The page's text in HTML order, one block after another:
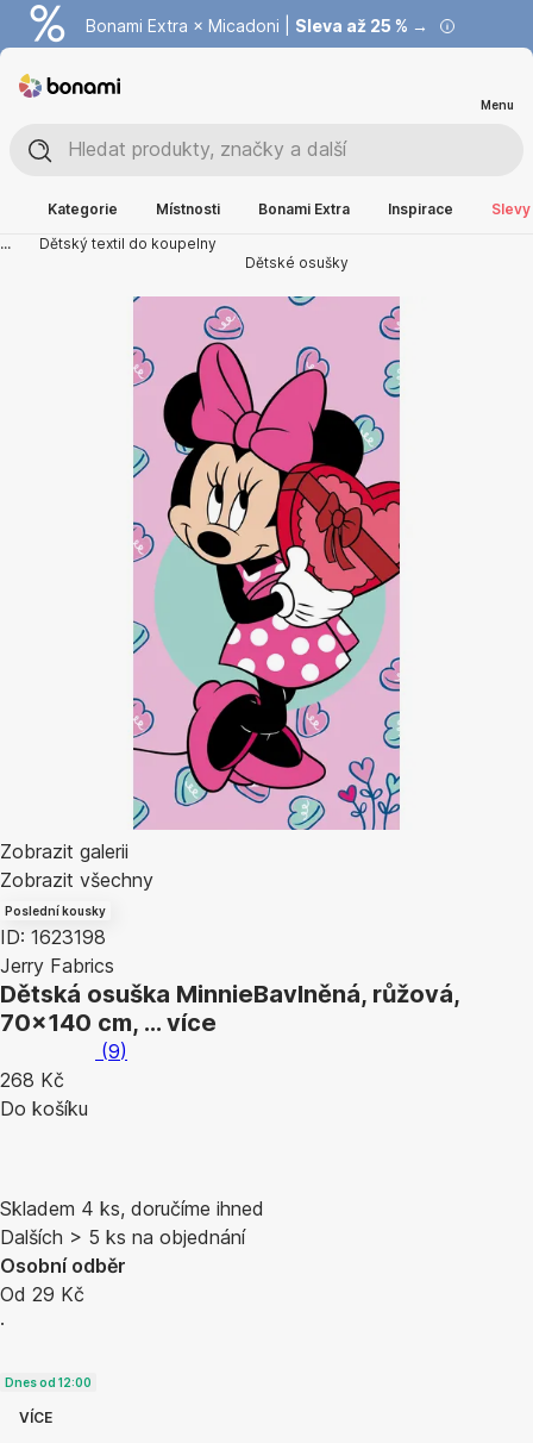
Bonami Extra × Micadoni | Sleva až 25 % →
Summer Sale | Ušetřete až 40 % →
Menu
Kategorie Místnosti Bonami Extra Inspirace
...
Dětský textil do koupelny
Dětské osušky
Zobrazit galerii
Zobrazit všechny
Poslední kousky
ID: 1623198
Jerry Fabrics
Dětská osuška MinnieBavlněná, růžová,
70x140 cm, … více
(9)
268 Kč
Do košíku
Skladem 4 ks, doručíme ihned
Dalších > 5 ks na objednání
Osobní odběr
Od 29 Kč
·
Dnes od 12:00
VÍCE